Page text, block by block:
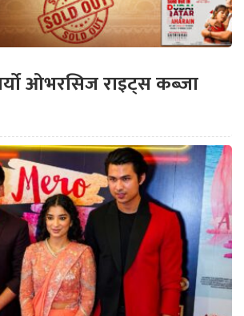
ओभरसिज राइट्स कब्जा